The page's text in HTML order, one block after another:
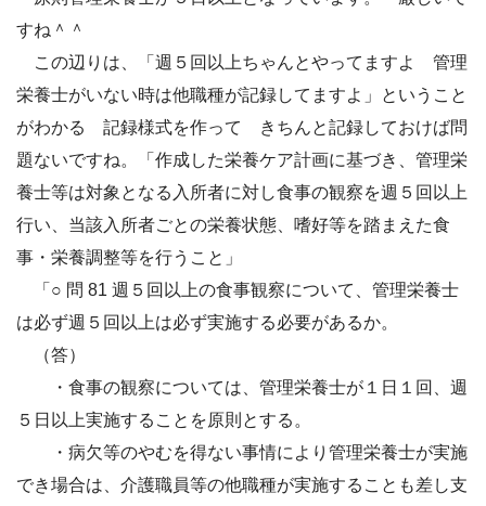
すね＾＾
この辺りは、「週５回以上ちゃんとやってますよ 管理
栄養士がいない時は他職種が記録してますよ」
ということ
がわかる 記録様式を作って きちんと記録しておけば問
題ないですね。
「作成した栄養ケア計画に基づき、管理栄
養士等は対象となる入所者に対し食事の観察を週５回以上
行い、 当該入所者ごとの栄養状態、嗜好等を踏まえた食
事・栄養調整等を行うこと」
「○ 問 81 週５回以上の食事観察について、管理栄養士
は必ず週５回以上は必ず実施する必要があるか。
（答）
・食事の観察については、管理栄養士が１日１回、週
５日以上実施することを原則とする。
・病欠等のやむを得ない事情により管理栄養士が実施
でき場合は、介護職員等の他職種が実施することも差し支